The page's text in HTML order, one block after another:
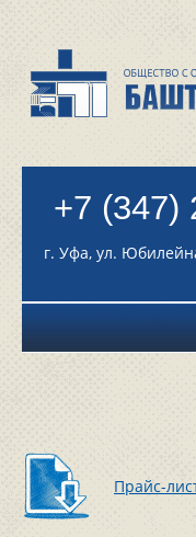
+7 (347)
г. Уфа, ул.
Прайс-